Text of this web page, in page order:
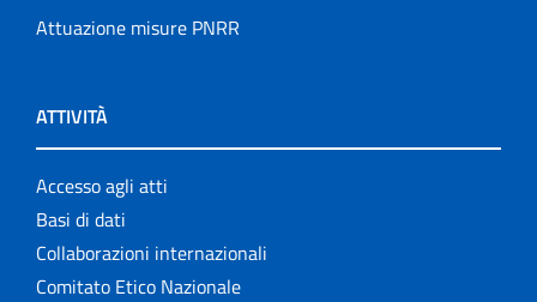
Attuazione misure PNRR
ATTIVITÀ
Accesso agli atti
Basi di dati
Collaborazioni internazionali
Comitato Etico Nazionale